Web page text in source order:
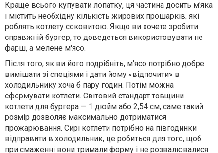
Краще всього купувати лопатку, ця частина досить м'яка
і містить необхідну кількість жирових прошарків, які
роблять котлету соковитою. Якщо ви хочете зробити
справжній бургер, то доведеться використовувати не
фарш, а мелене м'ясо.
Після того, як ви його подрібніть, м'ясо потрібно добре
вимішати зі спеціями і дати йому «відпочити» в
холодильнику хоча б пару годин. Потім можна
сформувати котлети. Світовий стандарт товщини
котлети для бургера — 1 дюйм або 2,54 см, саме такий
розмір дозволяє максимально дотриматися
прожарювання. Сирі котлети потрібно на півгодинки
відправити в холодильник, це робиться для того, щоб
при смаженні вони тримали форму і не розвалювалися.